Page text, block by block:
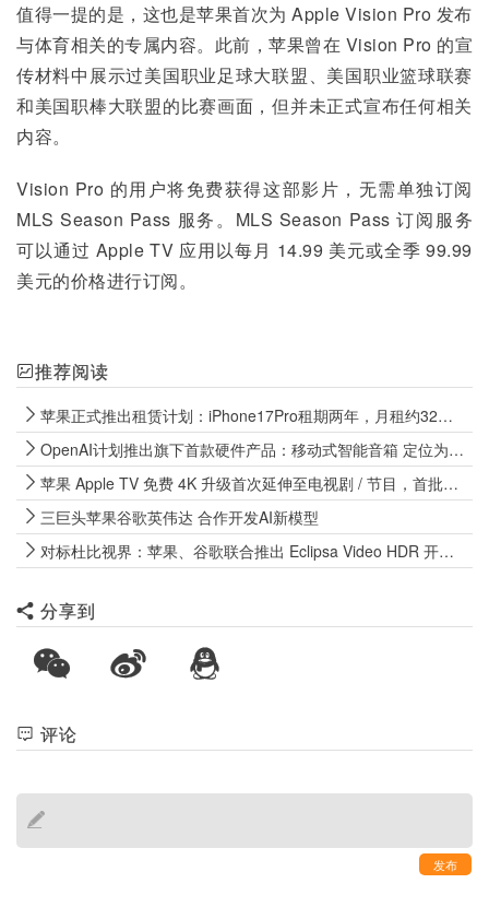
值得一提的是，这也是苹果首次为 Apple Vision Pro 发布
与体育相关的专属内容。此前，苹果曾在 Vision Pro 的宣
传材料中展示过美国职业足球大联盟、美国职业篮球联赛
和美国职棒大联盟的比赛画面，但并未正式宣布任何相关
内容。
Vision Pro 的用户将免费获得这部影片，无需单独订阅
MLS Season Pass 服务。MLS Season Pass 订阅服务
可以通过 Apple TV 应用以每月 14.99 美元或全季 99.99
美元的价格进行订阅。
推荐阅读
苹果正式推出租赁计划：iPhone17Pro租期两年，月租约32美元，到期后还可选择支付额外费用购买手机，或者升级到新设备
OpenAI计划推出旗下首款硬件产品：移动式智能音箱 定位为AI陪伴助手
苹果 Apple TV 免费 4K 升级首次延伸至电视剧 / 节目，首批覆盖《广告狂人》等约 50 部作品
三巨头苹果谷歌英伟达 合作开发AI新模型
对标杜比视界：苹果、谷歌联合推出 Eclipsa Video HDR 开源标准，有望率先应用于 iPhone 18 Pro 系列
分享到
评论
发布